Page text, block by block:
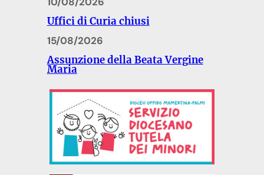
Uffici di Curia chiusi
15/08/2026
Assunzione della Beata Vergine
Maria